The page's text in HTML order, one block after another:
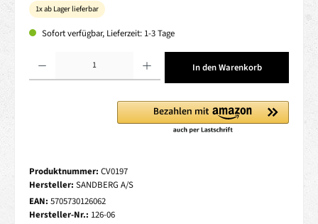
1x ab Lager lieferbar
Sofort verfügbar, Lieferzeit: 1-3 Tage
In den Warenkorb
Produktnummer: CV0197
Hersteller: SANDBERG A/S
EAN: 5705730126062
Hersteller-Nr.: 126-06